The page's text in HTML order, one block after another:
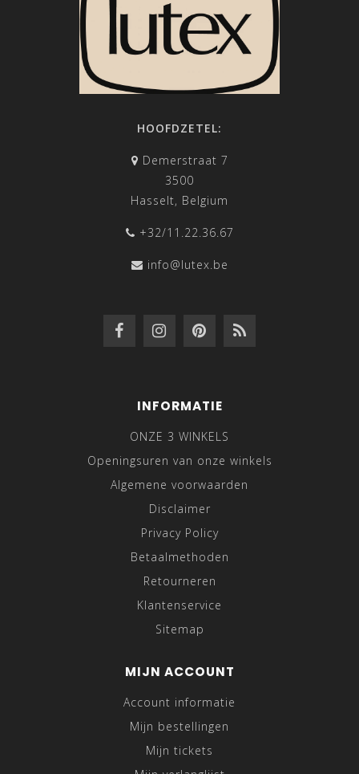
HOOFDZETEL:
Demerstraat 7
3500
Hasselt, Belgium
+32/11.22.36.67
info@lutex.be
INFORMATIE
ONZE 3 WINKELS
Openingsuren van onze winkels
Algemene voorwaarden
Disclaimer
Privacy Policy
Betaalmethoden
Retourneren
Klantenservice
Sitemap
MIJN ACCOUNT
Account informatie
Mijn bestellingen
Mijn tickets